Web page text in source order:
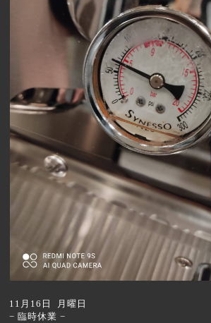
11月16日 月曜日
− 臨時休業 −